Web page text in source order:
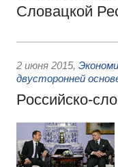
Словацкой
2 июня 2015,
двусторонней
Российско-